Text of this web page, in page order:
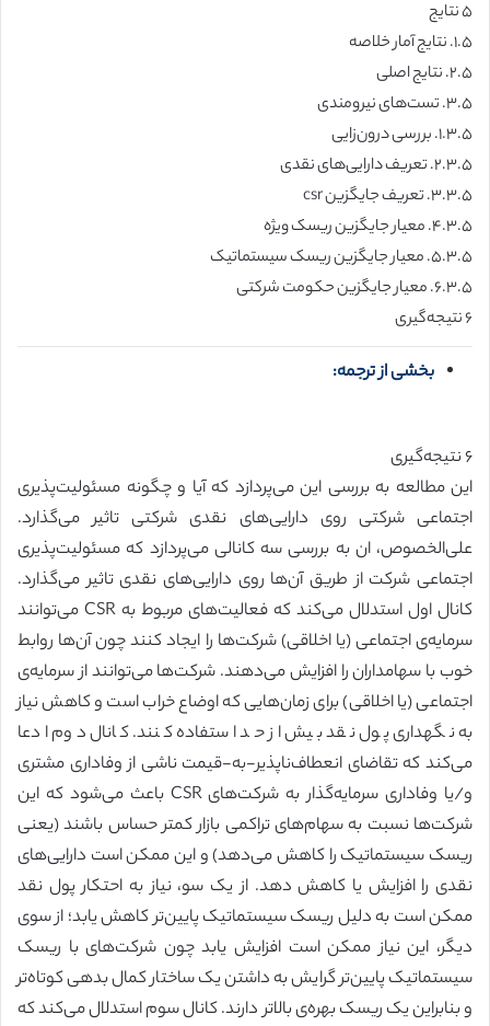
۵ نتایج
۱.۵. نتایج آمار خلاصه
۲.۵. نتایج اصلی
۳.۵. تست‌های نیرومندی
۱.۳.۵. بررسی درون‌زایی
۲.۳.۵. تعریف دارایی‌های نقدی
۳.۳.۵. تعریف جایگزین csr
۴.۳.۵. معیار جایگزین ریسک ویژه
۵.۳.۵. معیار جایگزین ریسک سیستماتیک
۶.۳.۵. معیار جایگزین حکومت شرکتی
۶ نتیجه‌گیری
بخشی از ترجمه:
۶ نتیجه‌گیری
این مطالعه به بررسی این می‌پردازد که آیا و چگونه مسئولیت‌پذیری
اجتماعی شرکتی روی دارایی‌های نقدی شرکتی تاثیر می‌گذارد.
علی‌الخصوص، ان به بررسی سه کانالی می‌پردازد که مسئولیت‌پذیری
اجتماعی شرکت از طریق آن‌ها روی دارایی‌های نقدی تاثیر می‌گذارد.
کانال اول استدلال می‌کند که فعالیت‌های مربوط به CSR می‌توانند
سرمایه‌ی اجتماعی (یا اخلاقی) شرکت‌ها را ایجاد کنند چون آن‌ها روابط
خوب با سهامداران را افزایش می‌دهند. شرکت‌ها می‌توانند از سرمایه‌ی
اجتماعی (یا اخلاقی) برای زمان‌هایی که اوضاع خراب است و کاهش نیاز
به نگهداری پول نقد بیش از حد استفاده کنند. کانال دوم ادعا
می‌کند که تقاضای انعطاف‌ناپذیر-به-قیمت ناشی از وفاداری مشتری
و/یا وفاداری سرمایه‌گذار به شرکت‌های CSR باعث می‌شود که این
شرکت‌ها نسبت به سهام‌های تراکمی بازار کمتر حساس باشند (یعنی
ریسک سیستماتیک را کاهش می‌دهد) و این ممکن است دارایی‌های
نقدی را افزایش یا کاهش دهد. از یک سو، نیاز به احتکار پول نقد
ممکن است به دلیل ریسک سیستماتیک پایین‌تر کاهش یابد؛ از سوی
دیگر، این نیاز ممکن است افزایش یابد چون شرکت‌های با ریسک
سیستماتیک پایین‌تر گرایش به داشتن یک ساختار کمال بدهی کوتاه‌تر
و بنابراین یک ریسک بهره‌ی بالاتر دارند. کانال سوم استدلال می‌کند که